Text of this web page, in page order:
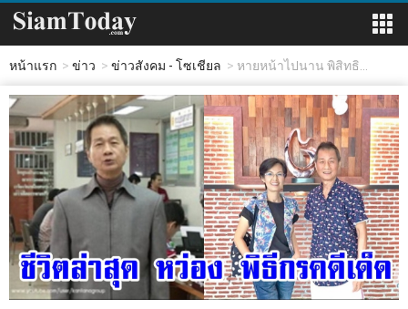
หน้าแรก ข่าว ข่าวสังคม - โซเชียล หายหน้าไปนาน พิสิทธิ...